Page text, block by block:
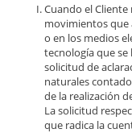
Cuando el
movimientos que
o en los medios
tecnología que
solicitud de
naturales
de la realización
La solicitud
que radica la